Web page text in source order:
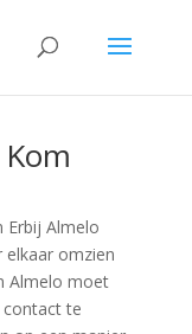
Erbij Almelo
omzien
Almelo moet
te